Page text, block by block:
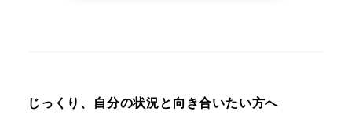
じっくり、自分の状況と向き合いたい方へ